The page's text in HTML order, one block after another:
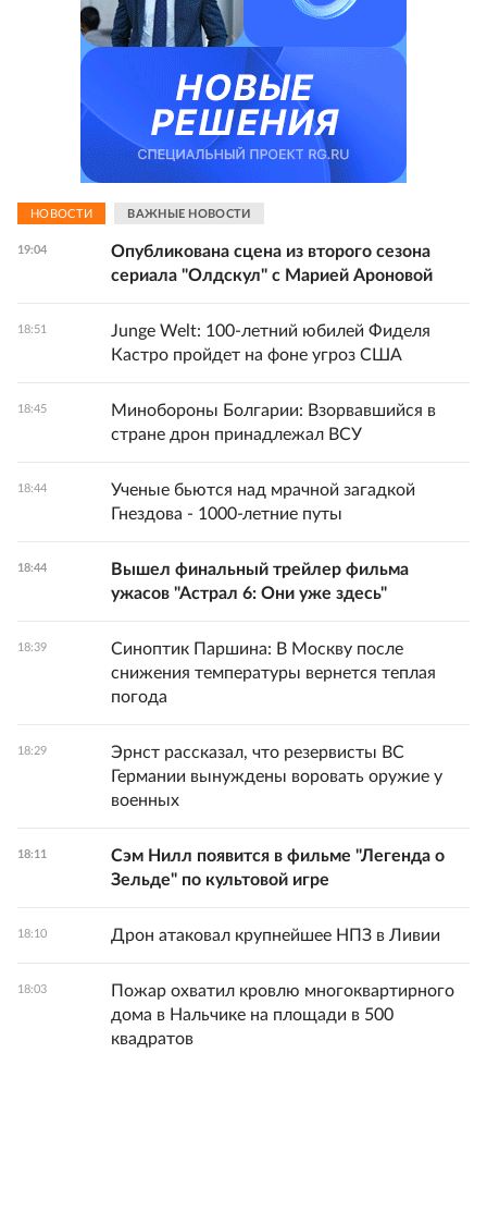
НОВОСТИ ВАЖНЫЕ НОВОСТИ
19:04
Опубликована сцена из второго сезона
сериала "Олдскул" с Марией Ароновой
18:51
Junge Welt: 100-летний юбилей Фиделя
Кастро пройдет на фоне угроз США
18:45
Минобороны Болгарии: Взорвавшийся в
стране дрон принадлежал ВСУ
18:44
Ученые бьются над мрачной загадкой
Гнездова - 1000-летние путы
18:44
Вышел финальный трейлер фильма
ужасов "Астрал 6: Они уже здесь"
18:39
Синоптик Паршина: В Москву после
снижения температуры вернется теплая
погода
18:29
Эрнст рассказал, что резервисты ВС
Германии вынуждены воровать оружие у
военных
18:11
Сэм Нилл появится в фильме "Легенда о
Зельде" по культовой игре
18:10 Дрон атаковал крупнейшее НПЗ в Ливии
18:03
Пожар охватил кровлю многоквартирного
дома в Нальчике на площади в 500
квадратов